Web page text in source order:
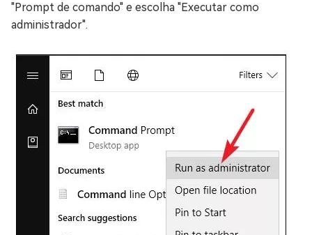
"Prompt de comando" e escolha "Executar como
administrador".